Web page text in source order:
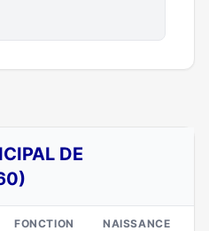
DE
FONCTION NAISSANCE